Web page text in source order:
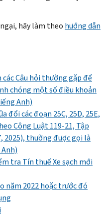
hãy làm theo hướng dẫn
các Câu hỏi thường gặp để
chóng một số điều khoản
Anh)
đổi các đoạn 25C, 25D, 25E,
Công Luật 119-21, Tập
2025), thường được gọi là
tra Tín thuế Xe sạch mới
năm 2022 hoặc trước đó